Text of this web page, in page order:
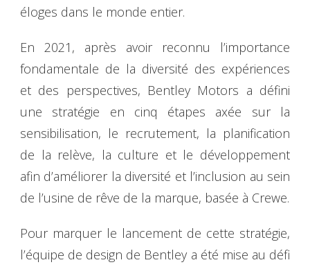
éloges dans le monde entier.
En 2021, après avoir reconnu l’importance
fondamentale de la diversité des expériences
et des perspectives, Bentley Motors a défini
une stratégie en cinq étapes axée sur la
sensibilisation, le recrutement, la planification
de la relève, la culture et le développement
afin d’améliorer la diversité et l’inclusion au sein
de l’usine de rêve de la marque, basée à Crewe.
Pour marquer le lancement de cette stratégie,
l’équipe de design de Bentley a été mise au défi